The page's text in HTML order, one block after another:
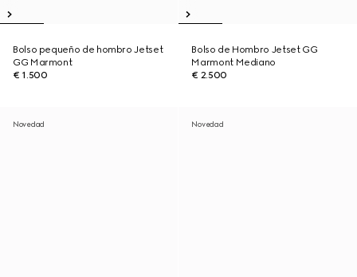
Bolso pequeño de hombro Jetset
GG Marmont
€ 1.500
Bolso de Hombro Jetset GG
Marmont Mediano
€ 2.500
Novedad Novedad